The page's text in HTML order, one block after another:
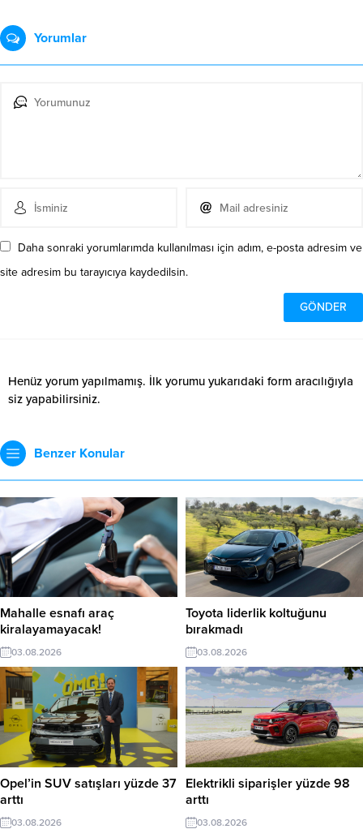
Yorumlar
Daha sonraki yorumlarımda kullanılması için adım, e-posta adresim ve
site adresim bu tarayıcıya kaydedilsin.
Henüz yorum yapılmamış. İlk yorumu yukarıdaki form aracılığıyla
siz yapabilirsiniz.
Benzer Konular
Mahalle esnafı araç
kiralayamayacak!
03.08.2026
Toyota liderlik koltuğunu
bırakmadı
03.08.2026
Opel’in SUV satışları yüzde 37
arttı
03.08.2026
Elektrikli siparişler yüzde 98
arttı
03.08.2026